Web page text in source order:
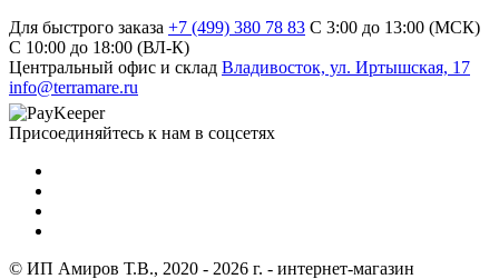
Для быстрого заказа +7 (499) 380 78 83 С 3:00 до 13:00 (МСК)
C 10:00 до 18:00 (ВЛ-К)
Центральный офис и склад Владивосток, ул. Иртышская, 17
info@terramare.ru
Присоединяйтесь к нам в соцсетях
© ИП Амиров Т.В., 2020 - 2026 г. - интернет-магазин